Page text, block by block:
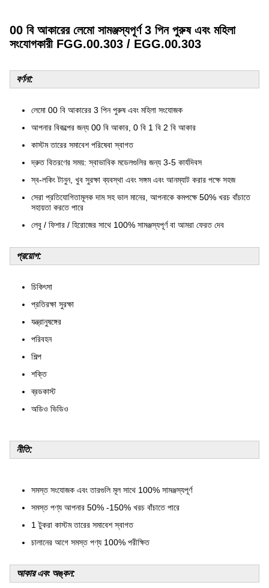
00 বি আকারের লেমো সামঞ্জস্যপূর্ণ 3 পিন পুরুষ এবং মহিলা
সংযোগকারী FGG.00.303 / EGG.00.303
বর্ণনা:
লেমো 00 বি আকারের 3 পিন পুরুষ এবং মহিলা সংযোজক
আপনার বিকল্পের জন্য 00 বি আকার, 0 বি 1 বি 2 বি আকার
কাস্টম তারের সমাবেশ পরিষেবা স্বাগত
দ্রুত বিতরণের সময়: স্বাভাবিক মডেলগুলির জন্য 3-5 কার্যদিবস
স্ব-লকিং টানুন, খুব সুরক্ষা ব্যবস্থা এবং সঙ্গম এবং আনম্যাট করার পক্ষে সহজ
সেরা প্রতিযোগিতামূলক দাম সহ ভাল মানের, আপনাকে কমপক্ষে 50% খরচ বাঁচাতে
সহায়তা করতে পারে
লেবু / ফিশার / হিরোজের সাথে 100% সামঞ্জস্যপূর্ণ বা আমরা ফেরত দেব
প্রয়োগ:
চিকিৎসা
প্রতিরক্ষা সুরক্ষা
যন্ত্রানুষঙ্গের
পরিবহন
শিল্প
শক্তি
ব্রডকাস্ট
অডিও ভিডিও
নীতি:
সমস্ত সংযোজক এবং তারগুলি মূল সাথে 100% সামঞ্জস্যপূর্ণ
সমস্ত পণ্য আপনার 50% -150% খরচ বাঁচাতে পারে
1 টুকরা কাস্টম তারের সমাবেশ স্বাগত
চালানের আগে সমস্ত পণ্য 100% পরীক্ষিত
আকার এবং অঙ্কন: